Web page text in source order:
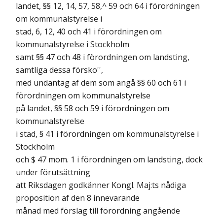
landet, §§ 12, 14, 57, 58,^ 59 och 64 i förordningen
om kommunalstyrelse i
stad, 6, 12, 40 och 41 i förordningen om
kommunalstyrelse i Stockholm
samt §§ 47 och 48 i förordningen om landsting,
samtliga dessa försko'',
med undantag af dem som angå §§ 60 och 61 i
förordningen om kommunalstyrelse
på landet, §§ 58 och 59 i förordningen om
kommunalstyrelse
i stad, § 41 i förordningen om kommunalstyrelse i
Stockholm
och $ 47 mom. 1 i förordningen om landsting, dock
under förutsättning
att Riksdagen godkänner Kongl. Maj:ts nådiga
proposition af den 8 innevarande
månad med förslag till förordning angående